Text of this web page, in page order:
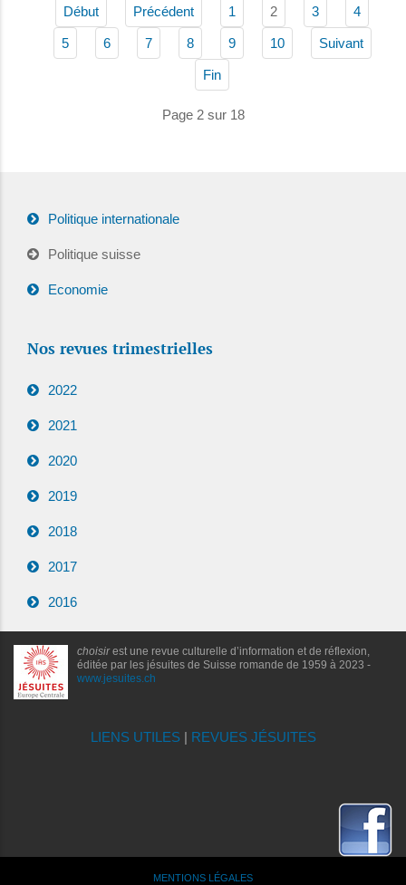
Début Précédent 1 2 3 4
5 6 7 8 9 10 Suivant
Fin
Page 2 sur 18
Politique internationale
Politique suisse
Economie
Nos revues trimestrielles
2022
2021
2020
2019
2018
2017
2016
choisirest une revue culturelle d’information et de réflexion,
éditée par les jésuites de Suisse romande de 1959 à 2023 -
www.jesuites.ch
LIENS UTILES| REVUES JÉSUITES
MENTIONS LÉGALES